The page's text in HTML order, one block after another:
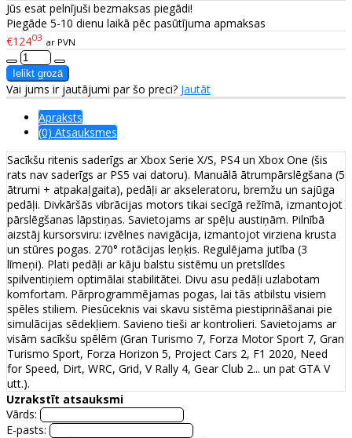
Jūs esat pelnījuši bezmaksas piegādi!
Piegāde 5-10 dienu laikā pēc pasūtījuma apmaksas
€12403 ar PVN
Vai jums ir jautājumi par šo preci? Jautāt
Apraksts
(0) Atsauksmes
Sacīkšu ritenis saderīgs ar Xbox Serie X/S, PS4 un Xbox One (šis
rats nav saderīgs ar PS5 vai datoru). Manuālā ātrumpārslēgšana (5
ātrumi + atpakaļgaita), pedāļi ar akseleratoru, bremžu un sajūga
pedāļi. Divkāršās vibrācijas motors tikai secīgā režīmā, izmantojot
pārslēgšanas lāpstiņas. Savietojams ar spēļu austiņām. Pilnībā
aizstāj kursorsviru: izvēlnes navigācija, izmantojot virziena krusta
un stūres pogas. 270° rotācijas leņķis. Regulējama jutība (3
līmeņi). Plati pedāļi ar kāju balstu sistēmu un pretslīdes
spilventiņiem optimālai stabilitātei. Divu asu pedāļi uzlabotam
komfortam. Pārprogrammējamas pogas, lai tās atbilstu visiem
spēles stiliem. Piesūceknis vai skavu sistēma piestiprināšanai pie
simulācijas sēdekļiem. Savieno tieši ar kontrolieri. Savietojams ar
visām sacīkšu spēlēm (Gran Turismo 7, Forza Motor Sport 7, Gran
Turismo Sport, Forza Horizon 5, Project Cars 2, F1 2020, Need
for Speed, Dirt, WRC, Grid, V Rally 4, Gear Club 2... un pat GTA V
utt.).
Uzrakstīt atsauksmi
Vārds:
E-pasts: